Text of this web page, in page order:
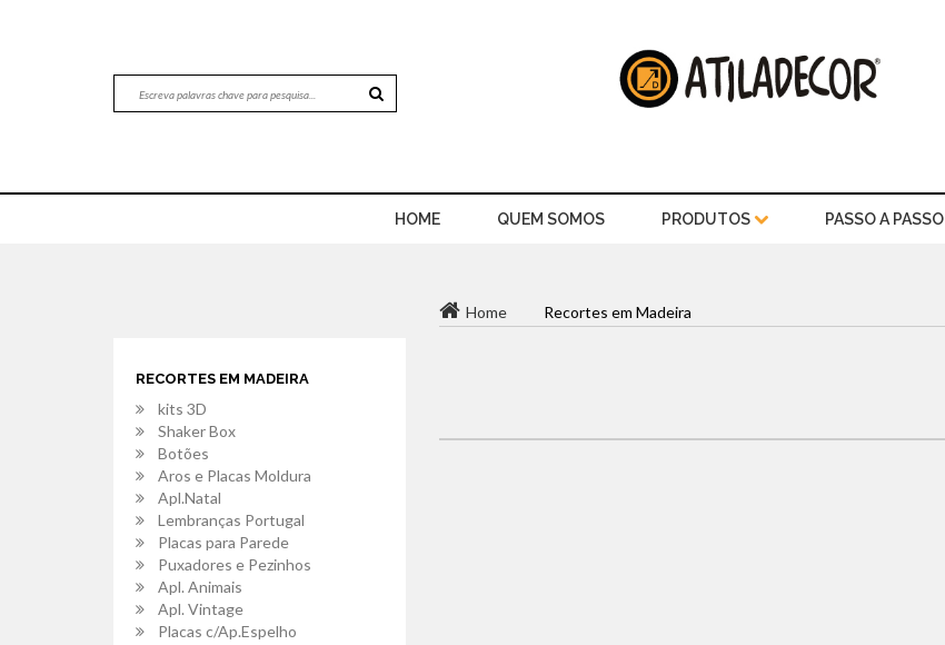
HOME QUEM SOMOS PRODUTOS PASSO A PASSO
RECORTES EM MADEIRA
kits 3D
Shaker Box
Botões
Aros e Placas Moldura
Apl.Natal
Lembranças Portugal
Placas para Parede
Puxadores e Pezinhos
Apl. Animais
Apl. Vintage
Placas c/Ap.Espelho
Home Recortes em Madeira